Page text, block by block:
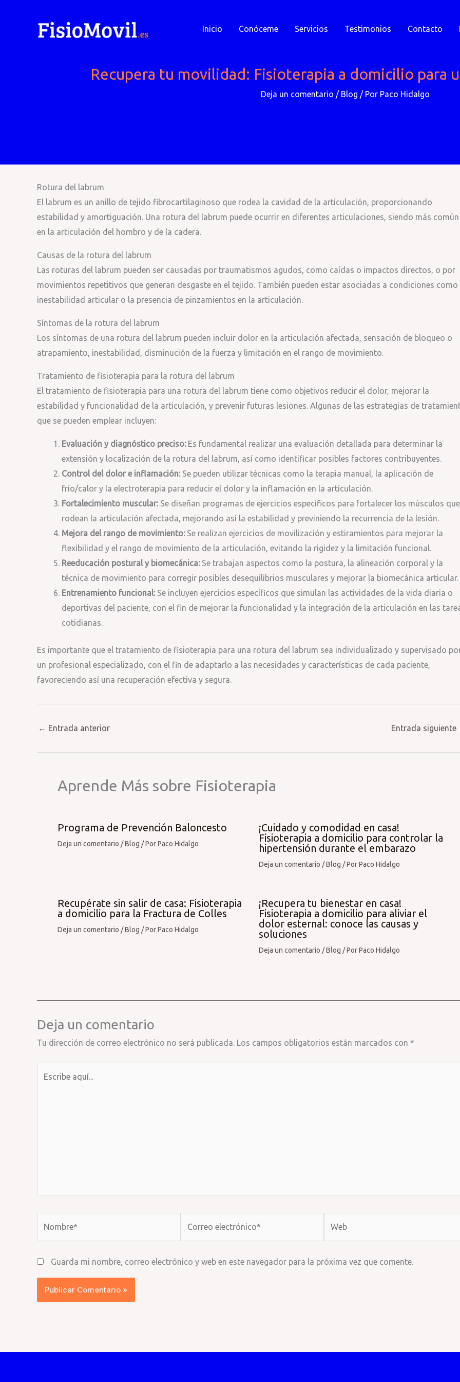
Inicio Conóceme Servicios Testimonios Contacto
Recupera tu movilidad: Fisioterapia a domicilio para
Deja un comentario / Blog / Por Paco Hidalgo
Rotura del labrum
El labrum es un anillo de tejido fibrocartilaginoso que rodea la cavidad de la articulación, proporcionando
estabilidad y amortiguación. Una rotura del labrum puede ocurrir en diferentes articulaciones, siendo más común
en la articulación del hombro y de la cadera.
Causas de la rotura del labrum
Las roturas del labrum pueden ser causadas por traumatismos agudos, como caídas o impactos directos, o por
movimientos repetitivos que generan desgaste en el tejido. También pueden estar asociadas a condiciones como
inestabilidad articular o la presencia de pinzamientos en la articulación.
Síntomas de la rotura del labrum
Los síntomas de una rotura del labrum pueden incluir dolor en la articulación afectada, sensación de bloqueo o
atrapamiento, inestabilidad, disminución de la fuerza y limitación en el rango de movimiento.
Tratamiento de fisioterapia para la rotura del labrum
El tratamiento de fisioterapia para una rotura del labrum tiene como objetivos reducir el dolor, mejorar la
estabilidad y funcionalidad de la articulación, y prevenir futuras lesiones. Algunas de las estrategias de
que se pueden emplear incluyen:
Evaluación y diagnóstico preciso: Es fundamental realizar una evaluación detallada para determinar la
extensión y localización de la rotura del labrum, así como identificar posibles factores contribuyentes.
Control del dolor e inflamación: Se pueden utilizar técnicas como la terapia manual, la aplicación de
frío/calor y la electroterapia para reducir el dolor y la inflamación en la articulación.
Fortalecimiento muscular: Se diseñan programas de ejercicios específicos para fortalecer los músculos que
rodean la articulación afectada, mejorando así la estabilidad y previniendo la recurrencia de la lesión.
Mejora del rango de movimiento: Se realizan ejercicios de movilización y estiramientos para mejorar la
flexibilidad y el rango de movimiento de la articulación, evitando la rigidez y la limitación funcional.
Reeducación postural y biomecánica: Se trabajan aspectos como la postura, la alineación corporal y la
técnica de movimiento para corregir posibles desequilibrios musculares y mejorar la biomecánica articular.
Entrenamiento funcional: Se incluyen ejercicios específicos que simulan las actividades de la vida diaria o
deportivas del paciente, con el fin de mejorar la funcionalidad y la integración de la articulación en las
cotidianas.
Es importante que el tratamiento de fisioterapia para una rotura del labrum sea individualizado y supervisado
un profesional especializado, con el fin de adaptarlo a las necesidades y características de cada paciente,
favoreciendo así una recuperación efectiva y segura.
← Entrada anterior Entrada siguiente
Aprende Más sobre Fisioterapia
Programa de Prevención Baloncesto
Deja un comentario /Blog / PorPaco Hidalgo
¡Cuidado y comodidad en casa!
Fisioterapia a domicilio para controlar la
hipertensión durante el embarazo
Deja un comentario /Blog / PorPaco Hidalgo
Recupérate sin salir de casa: Fisioterapia
a domicilio para la Fractura de Colles
Deja un comentario /Blog / PorPaco Hidalgo
¡Recupera tu bienestar en casa!
Fisioterapia a domicilio para aliviar el
dolor esternal: conoce las causas y
soluciones
Deja un comentario /Blog / PorPaco Hidalgo
Deja un comentario
Tu dirección de correo electrónico no será publicada. Los campos obligatorios están marcados con *
Guarda mi nombre, correo electrónico y web en este navegador para la próxima vez que comente.